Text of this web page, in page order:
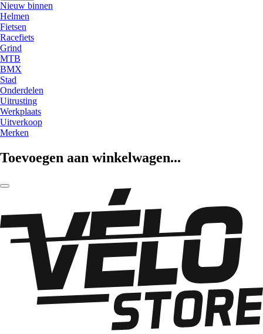
Nieuw binnen
Helmen
Fietsen
Racefiets
Grind
MTB
BMX
Stad
Onderdelen
Uitrusting
Werkplaats
Uitverkoop
Merken
Toevoegen aan winkelwagen...